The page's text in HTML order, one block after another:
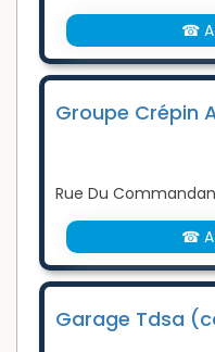
☎
Groupe Crépin
Rue Du
☎
Garage Tdsa